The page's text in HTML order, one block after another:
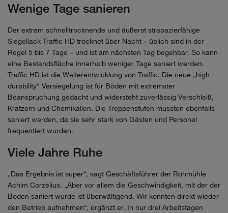
Wenige Tage sanieren
Der extrem schnelltrocknende und äußerst strapazierfähige
Siegellack Traffic HD trocknet über Nacht – üblich sind in der
Regel 5 bis 7 Tage – und ist am nächsten Tag begehbar. So kann
eine Bestandsfläche innerhalb weniger Tage saniert werden.
Traffic HD ist die Weiterentwicklung von Traffic. Die neue „high
durability“ Versiegelung ist für Böden mit extremster
Beanspruchung gedacht und widersteht zuverlässig Verschleiß,
Kratzern und Chemikalien. Die Treppenstufen mussten ebenfalls
saniert werden, da sie sehr stark von Gästen und Personal
frequentiert wurden.
Viele Jahre Ruhe
„Das Ergebnis ist super“, sagt Geschäftsführer der Rohmühle
Achim Corzelius. „Aber vor allem die Geschwindigkeit, mit der der
Boden saniert wurde ist überwältigend. Wir konnten direkt wieder
den Betrieb aufnehmen“, ergänzt er. In nur drei Arbeitstagen